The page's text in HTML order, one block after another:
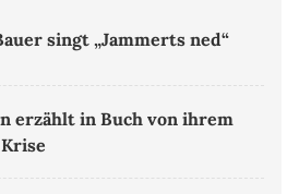
singt „Jammerts ned“
erzählt in Buch von ihrem